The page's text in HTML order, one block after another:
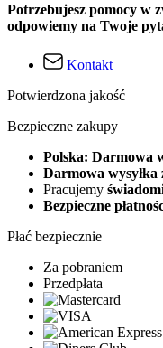
Potrzebujesz pomocy w
odpowiemy na Twoje
Kontakt
Potwierdzona jakość
Bezpieczne zakupy
Polska: Darmowa
Darmowa wysyłka
Pracujemy
Bezpieczne
Płać bezpiecznie
Za pobraniem
Przedpłata